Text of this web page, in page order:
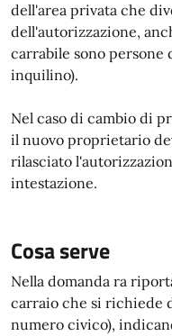
dell'area privata che
dell'autorizzazione,
carrabile sono persone
inquilino).
Nel caso di cambio di
il nuovo proprietario
rilasciato
intestazione.
Cosa serve
Nella domanda ra
carraio che si richiede
numero civico),